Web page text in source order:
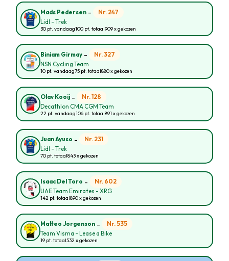
Mads Pedersen - Nr. 247
Lidl - Trek
30 pt. vandaag100 pt. totaal909 x gekozen
Biniam Girmay - Nr. 327
NSN Cycling Team
10 pt. vandaag75 pt. totaal880 x gekozen
Olav Kooij - Nr. 128
Decathlon CMA CGM Team
22 pt. vandaag106 pt. totaal891 x gekozen
Juan Ayuso - Nr. 231
Lidl - Trek
70 pt. totaal843 x gekozen
Isaac Del Toro - Nr. 602
UAE Team Emirates - XRG
142 pt. totaal890 x gekozen
Matteo Jorgenson - Nr. 535
Team Visma - Lease a Bike
19 pt. totaal532 x gekozen